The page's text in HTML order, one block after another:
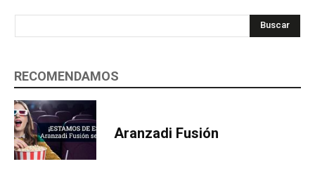
Buscar
RECOMENDAMOS
Aranzadi Fusión